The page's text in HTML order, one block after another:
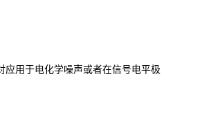
用于电化学噪声或者在信号电平极